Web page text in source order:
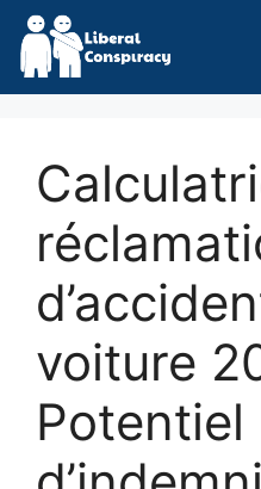
Skip
content
voiture
Potentiel